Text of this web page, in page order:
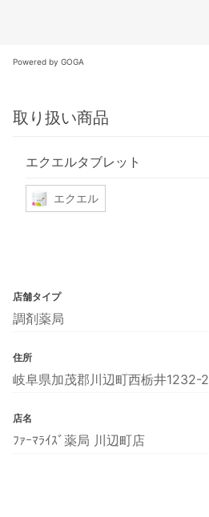
Powered by GOGA
取り扱い商品
エクエルタブレット
エクエル
店舗タイプ
調剤薬局
住所
岐阜県加茂郡川辺町西栃井1232-2
店名
ﾌｧｰﾏﾗｲｽﾞ薬局 川辺町店